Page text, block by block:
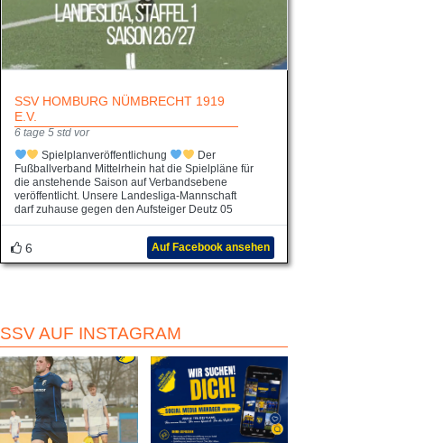
SSV HOMBURG NÜMBRECHT 1919
E.V.
6 tage 5 std vor
Spielplanveröffentlichung
Der
Fußballverband Mittelrhein hat die Spielpläne für
die anstehende Saison auf Verbandsebene
veröffentlicht. Unsere Landesliga-Mannschaft
darf zuhause gegen den Aufsteiger Deutz 05
6 Auf Facebook ansehen
SSV AUF INSTAGRAM